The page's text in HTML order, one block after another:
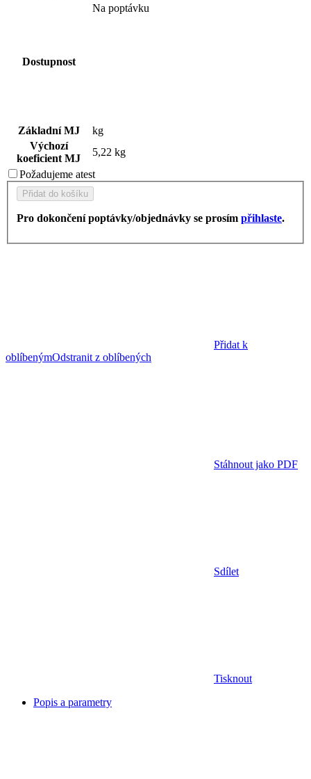
Dostupnost
Na poptávku
Základní MJ
kg
Výchozí
koeficient MJ
5,22 kg
Požadujeme atest
Přidat do košíku
Pro dokončení poptávky/objednávky se prosím přihlaste.
Přidat k
oblíbenýmOdstranit z oblíbených
Stáhnout jako PDF
Sdílet
Tisknout
Popis a parametry